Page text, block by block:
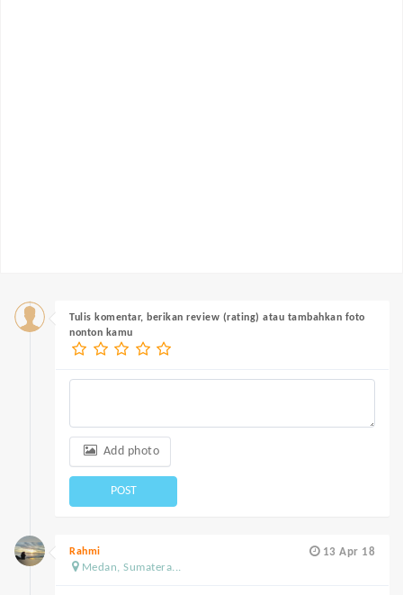
Tulis komentar, berikan review (rating) atau tambahkan foto
nonton kamu
Add photo
POST
13 Apr 18
Rahmi
Medan, Sumatera...